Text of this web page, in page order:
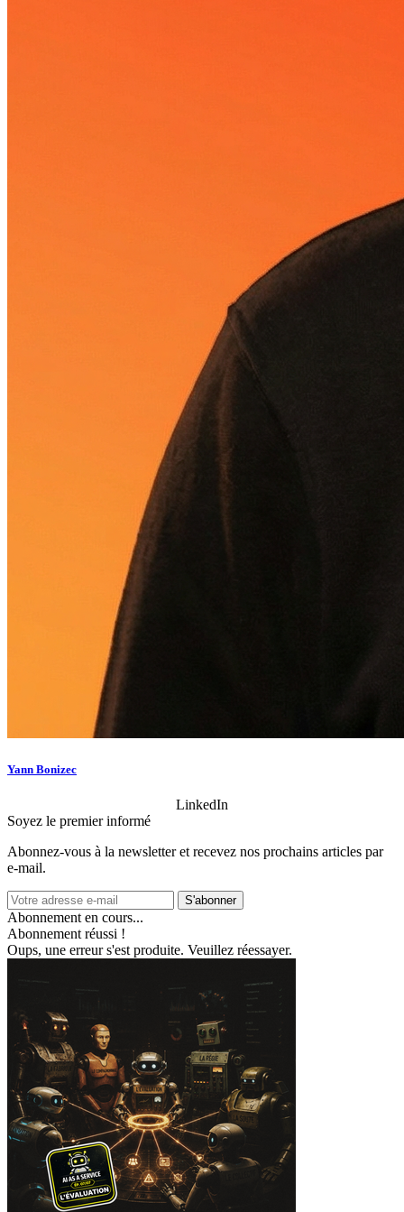
Yann Bonizec
LinkedIn
Soyez le premier informé
Abonnez‑vous à la newsletter et recevez nos prochains articles par
e‑mail.
S'abonner
Abonnement en cours...
Abonnement réussi !
Oups, une erreur s'est produite. Veuillez réessayer.